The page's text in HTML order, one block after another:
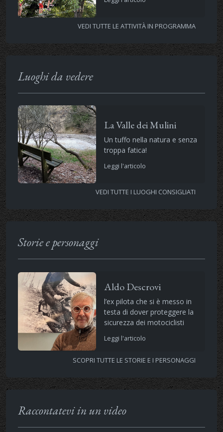
VEDI TUTTE LE ATTIVITÀ IN PROGRAMMA
Luoghi da vedere
La Valle dei Mulini
Un tuffo nella natura e senza
troppa fatica!
Leggi l'articolo
VEDI TUTTE I LUOGHI CONSIGLIATI
Storie e personaggi
Aldo Descrovi
l’ex pilota che si è messo in
testa di dover proteggere la
sicurezza dei motociclisti
Leggi l'articolo
SCOPRI TUTTE LE STORIE E I PERSONAGGI
Raccontatevi in un video